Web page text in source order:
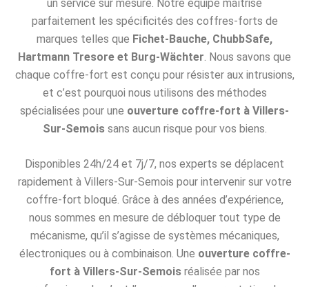
un service sur mesure. Notre équipe maîtrise
parfaitement les spécificités des coffres-forts de
marques telles que Fichet-Bauche, ChubbSafe,
Hartmann Tresore et Burg-Wächter . Nous savons que
chaque coffre-fort est conçu pour résister aux intrusions,
et c’est pourquoi nous utilisons des méthodes
spécialisées pour une ouverture coffre-fort à Villers-
Sur-Semoissans aucun risque pour vos biens.
Disponibles 24h/24 et 7j/7, nos experts se déplacent
rapidement à Villers-Sur-Semois pour intervenir sur votre
coffre-fort bloqué. Grâce à des années d’expérience,
nous sommes en mesure de débloquer tout type de
mécanisme, qu’il s’agisse de systèmes mécaniques,
électroniques ou à combinaison. Une ouverture coffre-
fort à Villers-Sur-Semoisréalisée par nos